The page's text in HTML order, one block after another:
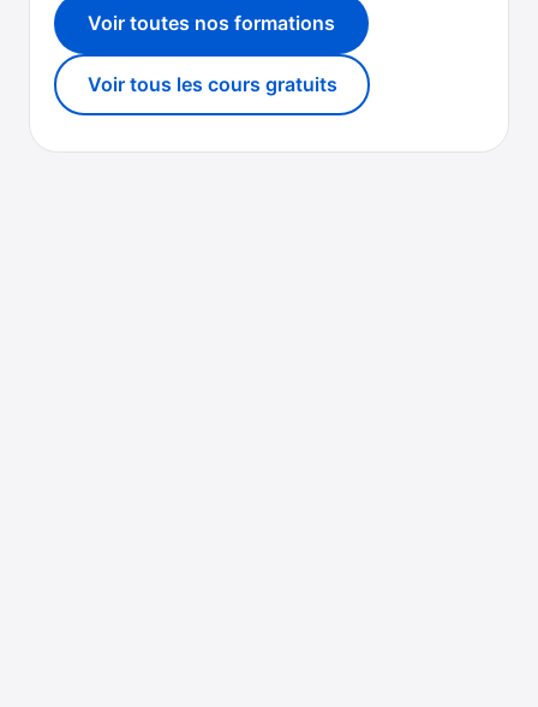
Voir toutes nos formations
Voir tous les cours gratuits